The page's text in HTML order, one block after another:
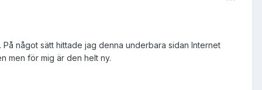
något sätt hittade jag denna underbara sidan Internet
men för mig är den helt ny.